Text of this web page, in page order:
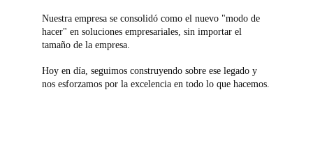
Nuestra empresa se consolidó como el nuevo "modo de
hacer" en soluciones empresariales, sin importar el
tamaño de la empresa.
Hoy en día, seguimos construyendo sobre ese legado y
nos esforzamos por la excelencia en todo lo que hacemos.